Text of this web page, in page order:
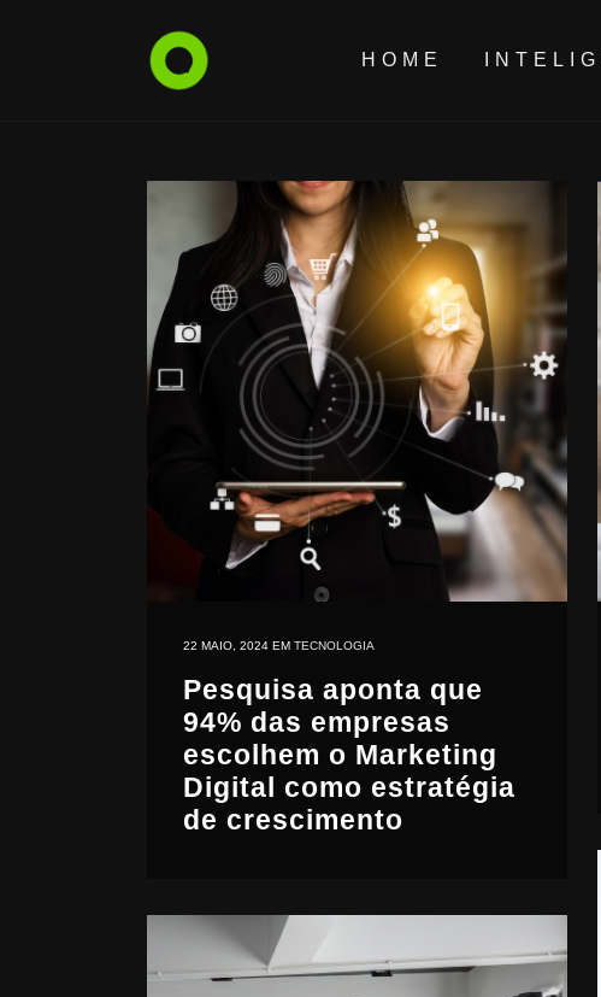
HOME
22 MAIO, 2024 EM TECNOLOGIA
Pesquisa aponta que
94% das empresas
escolhem o Marketing
Digital como estratégia
de crescimento